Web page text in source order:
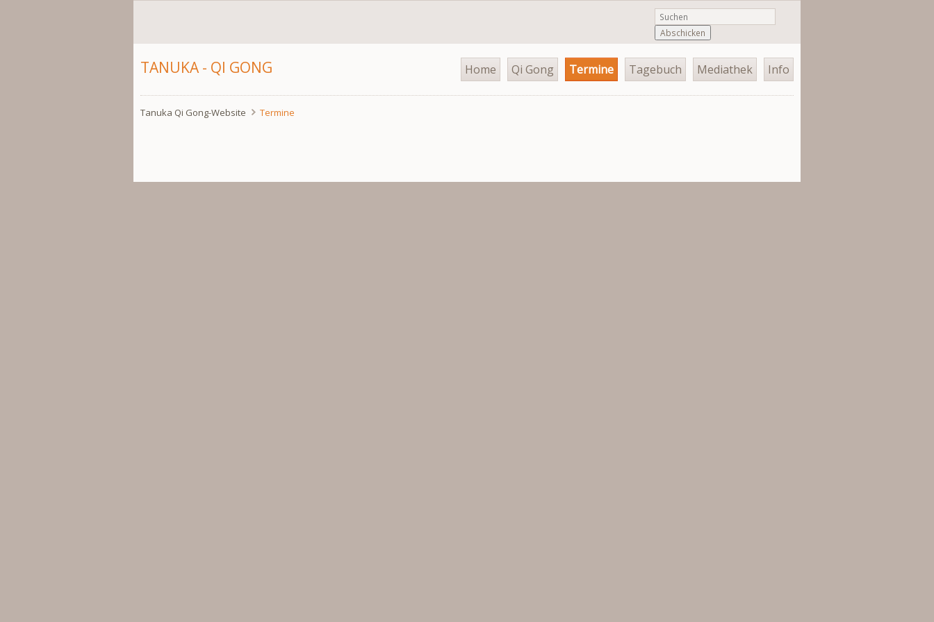
Abschicken
TANUKA - QI GONG
Navigation
überspringen
Home Qi Gong Termine Tagebuch Mediathek Info
Tanuka Qi Gong-Website Termine